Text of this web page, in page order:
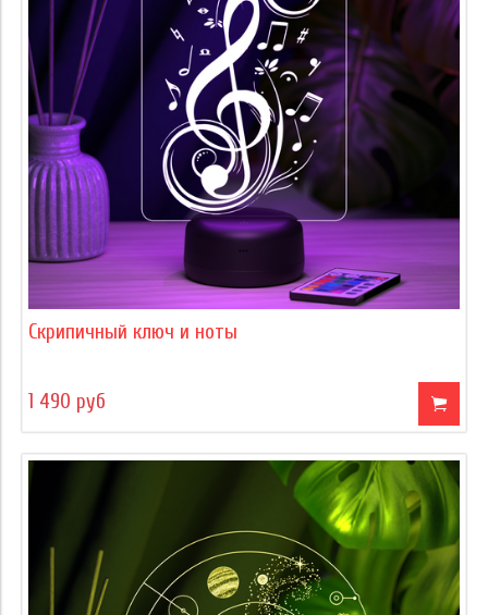
Скрипичный ключ и ноты
1 490 руб